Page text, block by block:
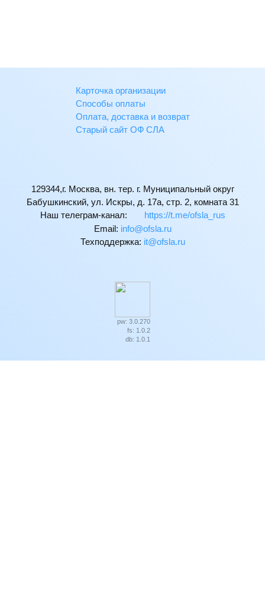
Карточка организации
Способы оплаты
Оплата, доставка и возврат
Старый сайт ОФ СЛА
129344,г. Москва, вн. тер. г. Муниципальный округ
Бабушкинский, ул. Искры, д. 17а, стр. 2, комната 31
Наш телеграм-канал:
https://t.me/ofsla_rus
Email: ur.alsfo@ofni
Техподдержка: ur.alsfo@ti
pw: 3.0.270
fs: 1.0.2
db: 1.0.1